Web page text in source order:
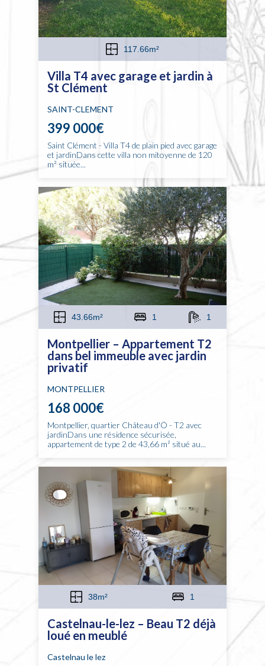
117.66m²
Villa T4 avec garage et jardin à
St Clément
SAINT-CLEMENT
399 000€
Saint Clément - Villa T4 de plain pied avec garage
et jardinDans cette villa non mitoyenne de 120
m² située...
43.66m² 1 1
Montpellier – Appartement T2
dans bel immeuble avec jardin
privatif
MONTPELLIER
168 000€
Montpellier, quartier Château d'Ô - T2 avec
jardinDans une résidence sécurisée,
appartement de type 2 de 43,66 m² situé au...
38m² 1
Castelnau-le-lez – Beau T2 déjà
loué en meublé
Castelnau le lez